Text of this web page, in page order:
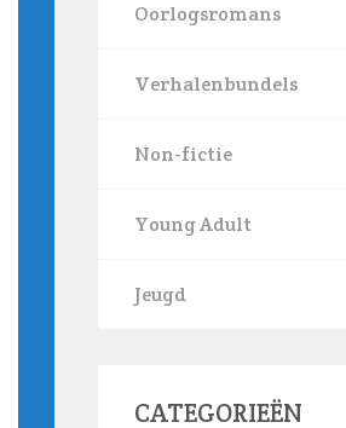
Oorlogsromans
Verhalenbundels
Non-fictie
Young Adult
Jeugd
CATEGORIEËN